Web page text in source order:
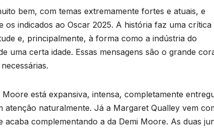
bem, com temas extremamente fortes e atuais, e
os indicados ao Oscar 2025. A história faz uma crítica
e, principalmente, à forma como a indústria do
uma certa idade. Essas mensagens são o grande
está expansiva, intensa, completamente
atenção naturalmente. Já a Margaret Qualley vem
complementando a da Demi Moore. As duas